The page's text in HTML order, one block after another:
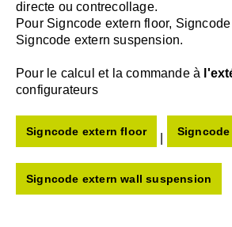
directe ou contrecollage.
Pour Signcode extern floor,
Signcode extern suspension.
Pour le calcul et la commande à
configurateurs
Signcode extern floor
Signcode extern wall suspension